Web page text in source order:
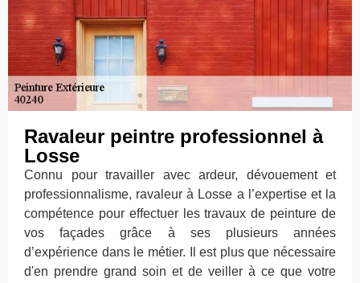
Ravaleur peintre professionnel à
Losse
Connu pour travailler avec ardeur, dévouement et
professionnalisme, ravaleur à Losse a l’expertise et la
compétence pour effectuer les travaux de peinture de
vos façades grâce à ses plusieurs années
d’expérience dans le métier. Il est plus que nécessaire
d'en prendre grand soin et de veiller à ce que votre